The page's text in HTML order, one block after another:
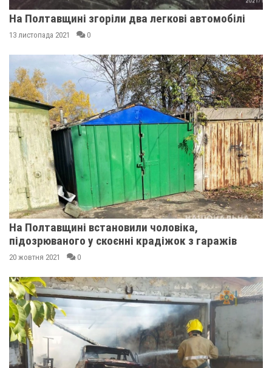
На Полтавщині згоріли два легкові автомобілі
13 листопада 2021 0
На Полтавщині встановили чоловіка,
підозрюваного у скоєнні крадіжок з гаражів
20 жовтня 2021 0